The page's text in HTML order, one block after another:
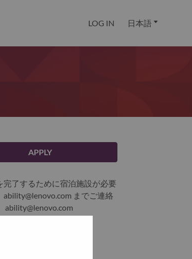
LOG IN 日本語
APPLY
完了するために宿泊施設が必要
ability@lenovo.com までご連絡
ability@lenovo.com